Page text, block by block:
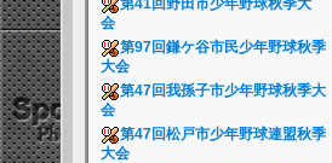
第41回野田市少年野球秋季大
会
第97回鎌ケ谷市民少年野球秋季
大会
第47回我孫子市少年野球秋季大
会
第47回松戸市少年野球連盟秋季
大会